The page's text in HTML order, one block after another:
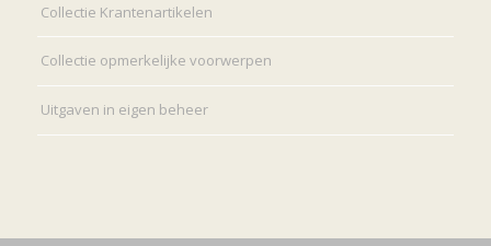
Collectie Krantenartikelen
Collectie opmerkelijke voorwerpen
Uitgaven in eigen beheer